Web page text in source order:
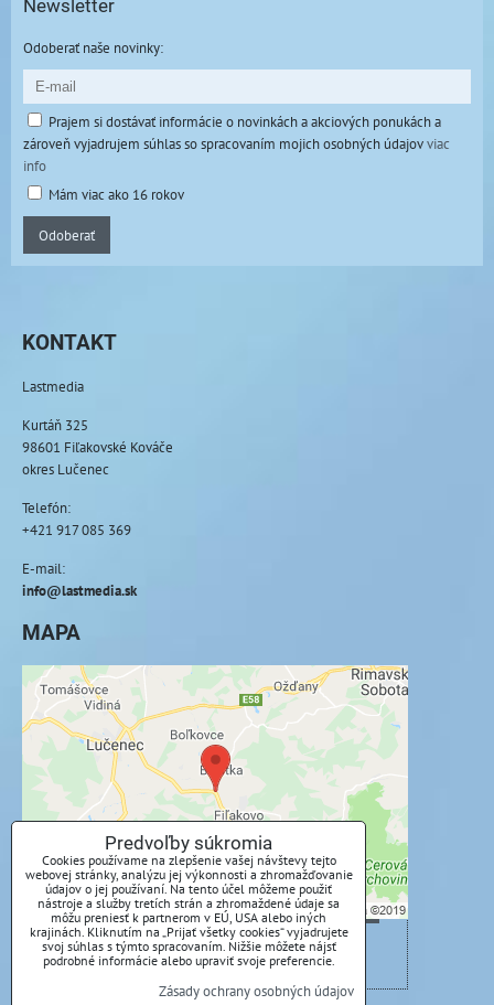
Newsletter
Odoberať naše novinky:
Prajem si dostávať informácie o novinkách a akciových ponukách a
zároveň vyjadrujem súhlas so spracovaním mojich osobných údajovviac
info
Mám viac ako 16 rokov
Odoberať
KONTAKT
Lastmedia
Kurtáň 325
98601 Fiľakovské Kováče
okres Lučenec
Telefón:
+421 917 085 369
E-mail:
info@lastmedia.sk
MAPA
Externý obsah je blokovaný Voľbami
súkromia
Prajete si načítať externý obsah?
Povoliť tentokrát
Povoliť a zapamätať - súhlas s druhom cookie:
Funkčné
Otvoriť obsah v novom okne
Predvoľby súkromia
Cookies používame na zlepšenie vašej návštevy tejto
webovej stránky, analýzu jej výkonnosti a zhromažďovanie
údajov o jej používaní. Na tento účel môžeme použiť
nástroje a služby tretích strán a zhromaždené údaje sa
môžu preniesť k partnerom v EÚ, USA alebo iných
krajinách. Kliknutím na „Prijať všetky cookies“ vyjadrujete
svoj súhlas s týmto spracovaním. Nižšie môžete nájsť
podrobné informácie alebo upraviť svoje preferencie.
Zásady ochrany osobných údajov